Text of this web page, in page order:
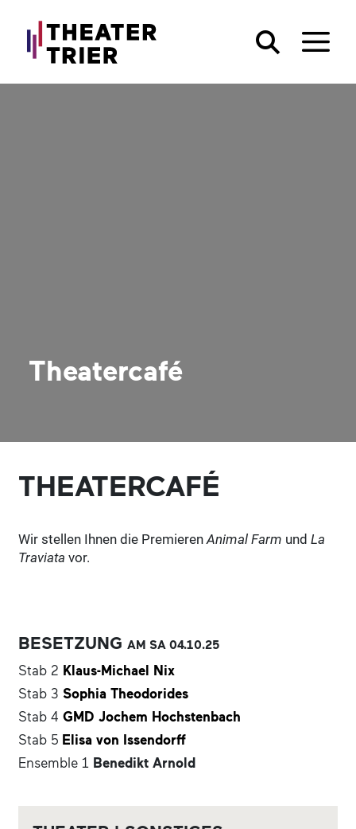
Theatercafé
THEATERCAFÉ
Wir stellen Ihnen die PremierenAnimal Farm undLa
Traviata vor.
BESETZUNGAM SA04.10.25
Stab 2 Klaus-Michael Nix
Stab 3 Sophia Theodorides
Stab 4 GMD Jochem Hochstenbach
Stab 5 Elisa von Issendorff
Ensemble 1 Benedikt Arnold